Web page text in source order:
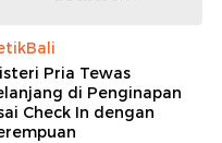
Pria Tewas
di Penginapan
Check In dengan